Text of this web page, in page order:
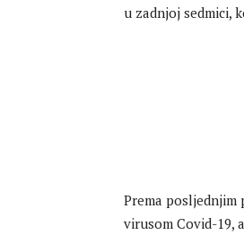
u zadnjoj sedmici,
Prema posljednjim
virusom Covid-19,